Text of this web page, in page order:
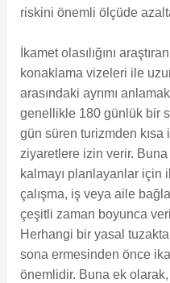
riskini önemli ölçüde
İkamet olasılığını
konaklama vizeleri ile
arasındaki ayrımı
genellikle 180 günlük bir
gün süren turizmden
ziyaretlere izin verir. Buna
kalmayı planlayanlar için
çalışma, iş veya aile
çeşitli zaman boyunca
Herhangi bir yasal
sona ermesinden önce
önemlidir. Buna ek